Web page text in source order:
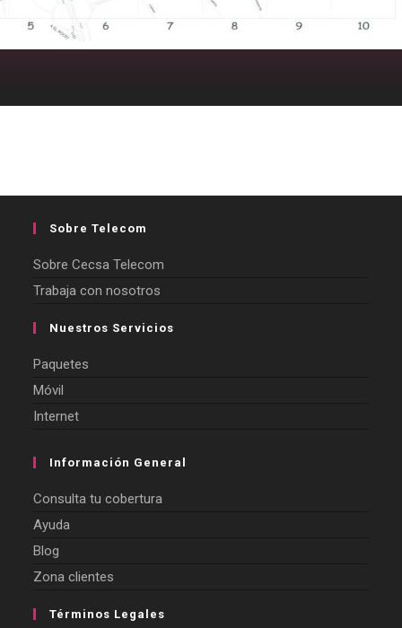
Sobre Telecom
Sobre Cecsa Telecom
Trabaja con nosotros
Nuestros Servicios
Paquetes
Móvil
Internet
Información General
Consulta tu cobertura
Ayuda
Blog
Zona clientes
Términos Legales